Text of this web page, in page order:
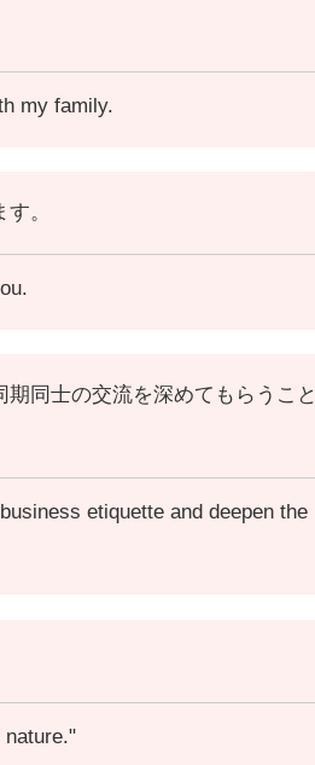
my family.
。
期同士の交流を深めてもらうこと
etiquette and deepen the